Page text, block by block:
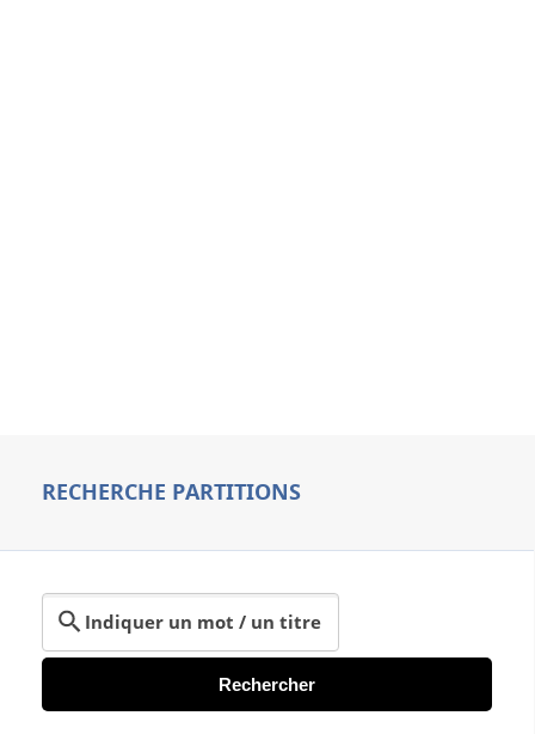
RECHERCHE PARTITIONS
Rechercher